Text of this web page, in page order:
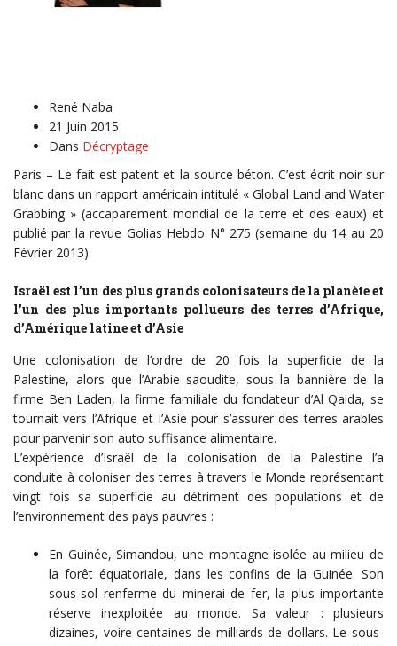
René Naba
21 Juin 2015
Dans Décryptage
Paris – Le fait est patent et la source béton. C’est écrit noir sur
blanc dans un rapport américain intitulé « Global Land and Water
Grabbing » (accaparement mondial de la terre et des eaux) et
publié par la revue Golias Hebdo N° 275 (semaine du 14 au 20
Février 2013).
Israël est l’un des plus grands colonisateurs de la planète et
l’un des plus importants pollueurs des terres d’Afrique,
d’Amérique latine et d’Asie
Une colonisation de l’ordre de 20 fois la superficie de la
Palestine, alors que l’Arabie saoudite, sous la bannière de la
firme Ben Laden, la firme familiale du fondateur d’Al Qaida, se
tournait vers l’Afrique et l’Asie pour s’assurer des terres arables
pour parvenir son auto suffisance alimentaire.
L’expérience d’Israël de la colonisation de la Palestine l’a
conduite à coloniser des terres à travers le Monde représentant
vingt fois sa superficie au détriment des populations et de
l’environnement des pays pauvres :
En Guinée, Simandou, une montagne isolée au milieu de
la forêt équatoriale, dans les confins de la Guinée. Son
sous-sol renferme du minerai de fer, la plus importante
réserve inexploitée au monde. Sa valeur : plusieurs
dizaines, voire centaines de milliards de dollars. Le sous-